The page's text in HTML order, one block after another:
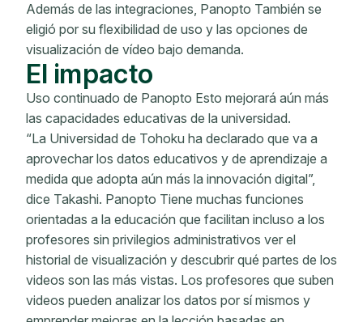
Además de las integraciones, Panopto También se
eligió por su flexibilidad de uso y las opciones de
visualización de vídeo bajo demanda.
El impacto
Uso continuado de Panopto Esto mejorará aún más
las capacidades educativas de la universidad.
“La Universidad de Tohoku ha declarado que va a
aprovechar los datos educativos y de aprendizaje a
medida que adopta aún más la innovación digital”,
dice Takashi. Panopto Tiene muchas funciones
orientadas a la educación que facilitan incluso a los
profesores sin privilegios administrativos ver el
historial de visualización y descubrir qué partes de los
videos son las más vistas. Los profesores que suben
videos pueden analizar los datos por sí mismos y